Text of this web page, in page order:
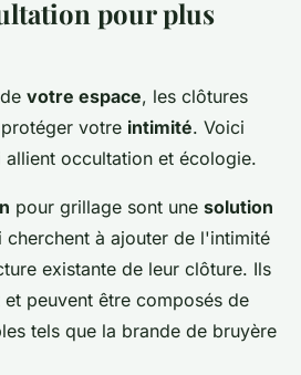
pour plus
votre espace, les clôtures
votre intimité. Voici
occultation et écologie.
pour grillage sont une solution
cherchent à ajouter de l'intimité
existante de leur clôture. Ils
peuvent être composés de
tels que la brande de bruyère